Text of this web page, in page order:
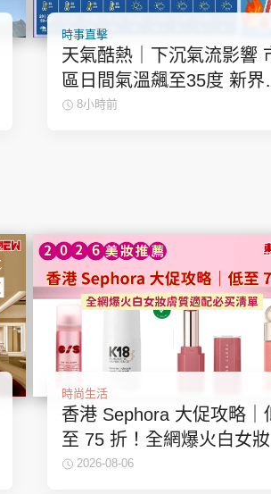
時事直擊
天氣酷熱｜下沉氣流影響
區日間氣溫飆至35度 新界或
達38度
8小時前
時尚生活
香港 Sephora 大促攻略｜
至 75 折！全網爆火白女
質適配必買清單
2026-08-06